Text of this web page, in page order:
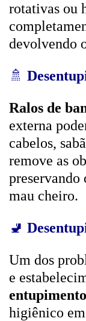
rotativas ou
devolvendo
🚿
Ralos de
externa
cabelos,
remove as
mau cheiro.
🚽
Um dos
e
entupimento
higiênico em